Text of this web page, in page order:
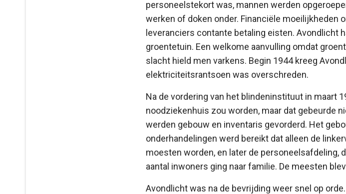
personeelstekort was, mannen werden
werken of doken onder. Financiële moeilijkheden
leveranciers contante betaling eisten. Avondlicht
groentetuin. Een welkome aanvulling omdat
slacht hield men varkens. Begin 1944 kreeg
elektriciteitsrantsoen was overschreden.
Na de vordering van het blindeninstituut in maart
noodziekenhuis zou worden, maar dat gebeurde
werden gebouw en inventaris gevorderd. Het
onderhandelingen werd bereikt dat alleen de
moesten worden, en later de personeelsafdeling,
aantal inwoners ging naar familie. De meesten
Avondlicht was na de bevrijding weer snel op